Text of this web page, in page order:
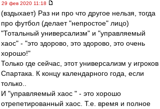
29 фев 2020 11:18
(вздыхает) Раз ни про что другое нельзя, тогда
про футбол (делает "непростое" лицо)
"Тотальный универсализм" и "управляемый
хаос" - "это здорово, это здорово, это очень
хорошо!"
Только где сейчас, этот универсализм у игроков
Спартака. К концу календарного года, если
только..
И "управляемый хаос " - это хорошо
отрепетированный хаос. Т.е. время и полное